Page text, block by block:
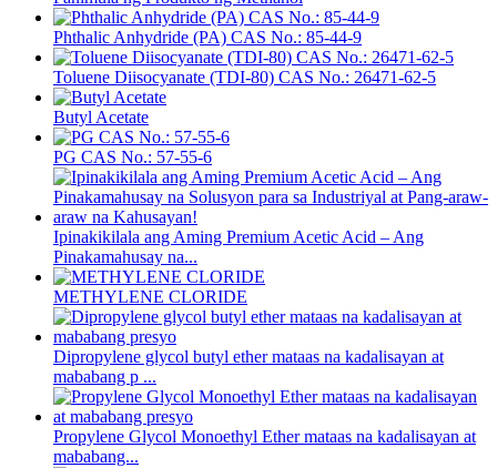
Phthalic Anhydride (PA) CAS No.: 85-44-9
Toluene Diisocyanate (TDI-80) CAS No.: 26471-62-5
Butyl Acetate
PG CAS No.: 57-55-6
Ipinakikilala ang Aming Premium Acetic Acid – Ang
Pinakamahusay na...
METHYLENE CLORIDE
Dipropylene glycol butyl ether mataas na kadalisayan at
mababang p ...
Propylene Glycol Monoethyl Ether mataas na kadalisayan at
mababang...